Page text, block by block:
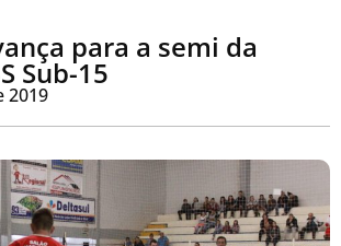
para a semi da
Sub-15
2019